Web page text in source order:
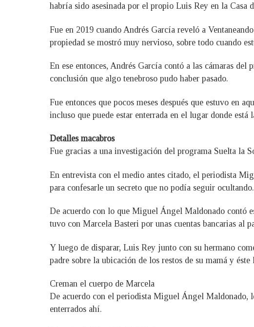
habría sido asesinada por el propio Luis Rey en la Casa
Fue en 2019 cuando Andrés García reveló a
propiedad se mostró muy nervioso, sobre todo cuando
En ese entonces, Andrés García contó a las cámaras
conclusión que algo tenebroso pudo haber pasado.
Fue entonces que pocos meses después que estuvo en
incluso que puede estar enterrada en el lugar donde está
Detalles macabros
Fue gracias a una investigación del programa Suelta la
En entrevista con el medio antes citado, el periodista
para confesarle un secreto que no podía seguir ocultando.
De acuerdo con lo que Miguel Ángel Maldonado contó
tuvo con Marcela Basteri por unas cuentas bancarias al
Y luego de disparar, Luis Rey junto con su hermano
padre sobre la ubicación de los restos de su mamá y
Creman el cuerpo de Marcela
De acuerdo con el periodista Miguel Ángel Maldonado,
enterrados ahí.